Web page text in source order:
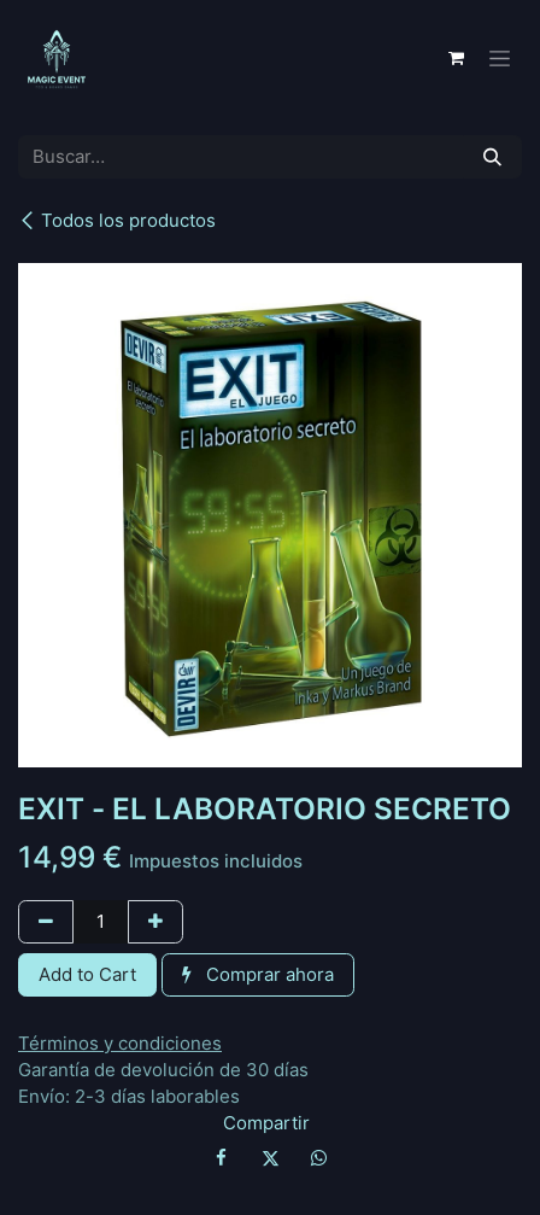
Todos los productos
EXIT - EL LABORATORIO SECRETO
14,99 € Impuestos incluidos
Add to Cart Comprar ahora
Términos y condiciones
Garantía de devolución de 30 días
Envío: 2-3 días laborables
Compartir